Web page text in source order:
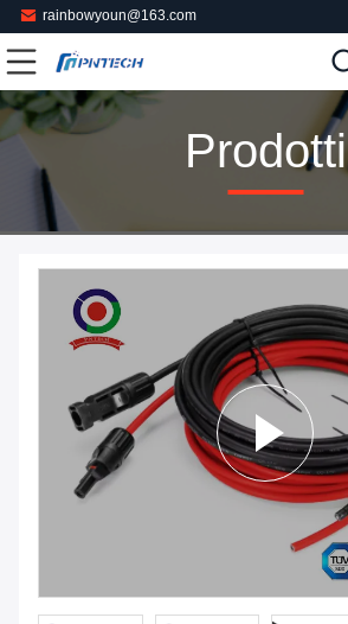
rainbowyoun@163.com
Prodotti